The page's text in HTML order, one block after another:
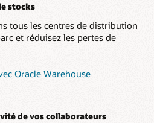
stocks
tous les centres de distribution
et réduisez les pertes de
Oracle Warehouse
de vos collaborateurs